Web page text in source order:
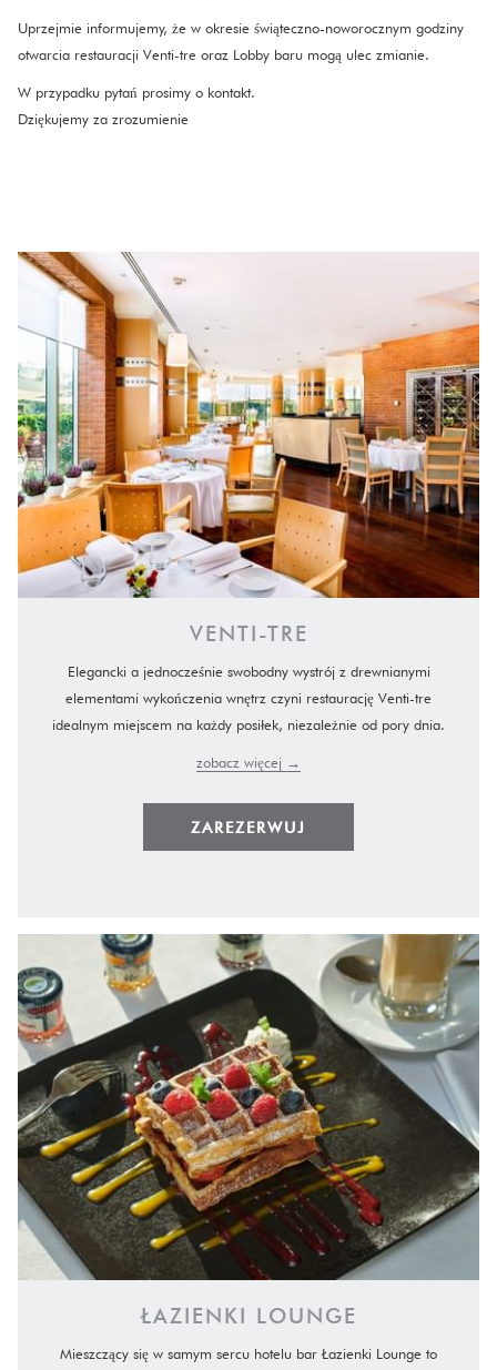
Uprzejmie informujemy, że w okresie świąteczno-noworocznym godziny
otwarcia restauracji Venti-tre oraz Lobby baru mogą ulec zmianie.
W przypadku pytań prosimy o kontakt.
Dziękujemy za zrozumienie
VENTI-TRE
Elegancki a jednocześnie swobodny wystrój z drewnianymi
elementami wykończenia wnętrz czyni restaurację Venti-tre
idealnym miejscem na każdy posiłek, niezależnie od pory dnia.
zobacz więcej
ZAREZERWUJ
ŁAZIENKI LOUNGE
Mieszczący się w samym sercu hotelu bar Łazienki Lounge to